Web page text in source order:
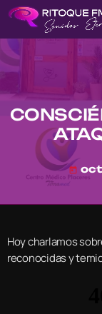
today
Hoy charlamos
reconocidas y